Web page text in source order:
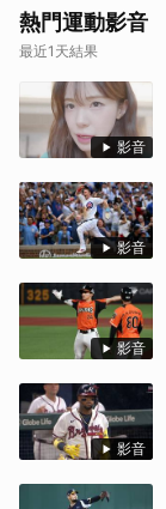
熱門運動影音
最近1天結果
影音
影音
影音
影音